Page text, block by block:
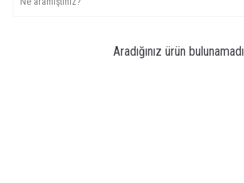
Aradığınız ürün bulunamadı